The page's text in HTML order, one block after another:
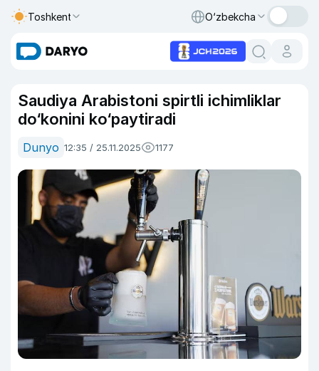
Toshkent O‘zbekcha
Saudiya Arabistoni spirtli ichimliklar
do‘konini ko‘paytiradi
Dunyo 12:35 / 25.11.2025 1177